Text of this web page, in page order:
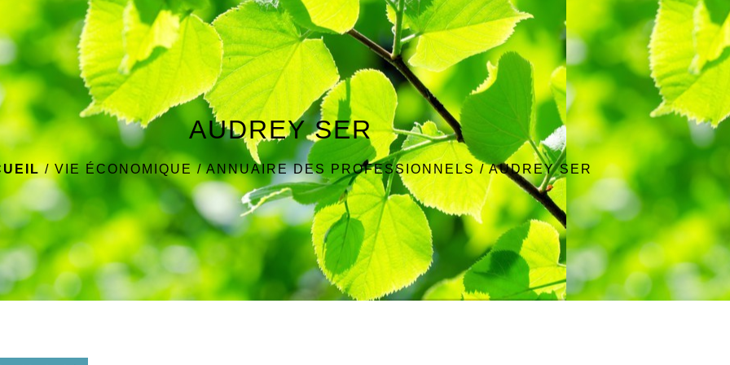
AUDREY SER
/VIE ÉCONOMIQUE/ANNUAIRE DES PROFESSIONNELS /AUDREY SER